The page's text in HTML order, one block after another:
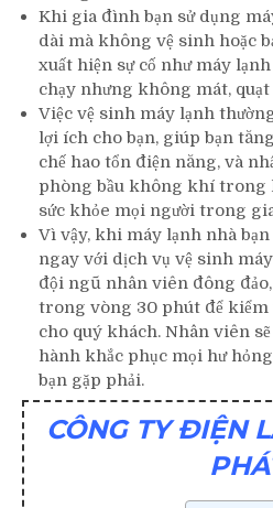
Khi gia đình bạn sử dụng
dài mà không vệ sinh hoặc
xuất hiện sự cố như máy
chạy nhưng không mát,
Việc vệ sinh máy lạnh
lợi ích cho bạn, giúp bạn
chế hao tổn điện năng, và
phòng bầu không khí trong
sức khỏe mọi người trong
Vì vậy, khi máy lạnh nhà
ngay với dịch vụ vệ sinh
đội ngũ nhân viên đông
trong vòng 30 phút để
cho quý khách. Nhân viên
hành khắc phục mọi hư
bạn gặp phải.
CÔNG TY ĐIỆN